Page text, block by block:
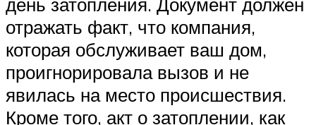
отражать факт, что компания,
которая обслуживает ваш дом,
проигнорировала вызов и не
явилась на место происшествия.
Кроме того, акт о затоплении, как